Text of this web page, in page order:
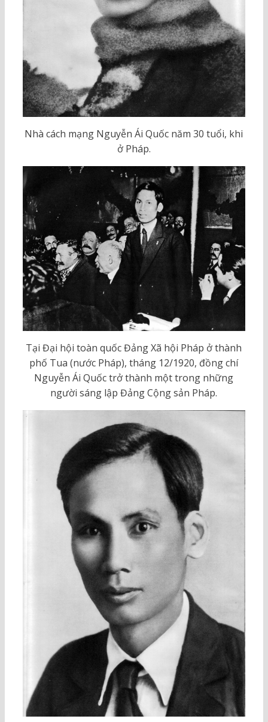
Nhà cách mạng Nguyễn Ái Quốc năm 30 tuổi, khi
ở Pháp.
Tại Đại hội toàn quốc Đảng Xã hội Pháp ở thành
phố Tua (nước Pháp), tháng 12/1920, đồng chí
Nguyễn Ái Quốc trở thành một trong những
người sáng lập Đảng Cộng sản Pháp.